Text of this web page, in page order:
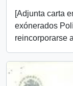
[Adjunta carta
exónerados
reincorporarse